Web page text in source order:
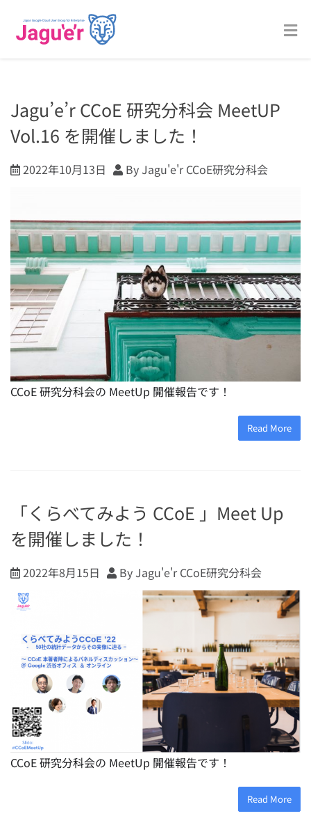
Jagu’e’r CCoE 研究分科会 MeetUP
Vol.16 を開催しました！
2022年10月13日 By Jagu'e'r CCoE研究分科会
CCoE 研究分科会の MeetUp 開催報告です！
Read More
「くらべてみよう CCoE 」Meet Up
を開催しました！
2022年8月15日 By Jagu'e'r CCoE研究分科会
CCoE 研究分科会の MeetUp 開催報告です！
Read More